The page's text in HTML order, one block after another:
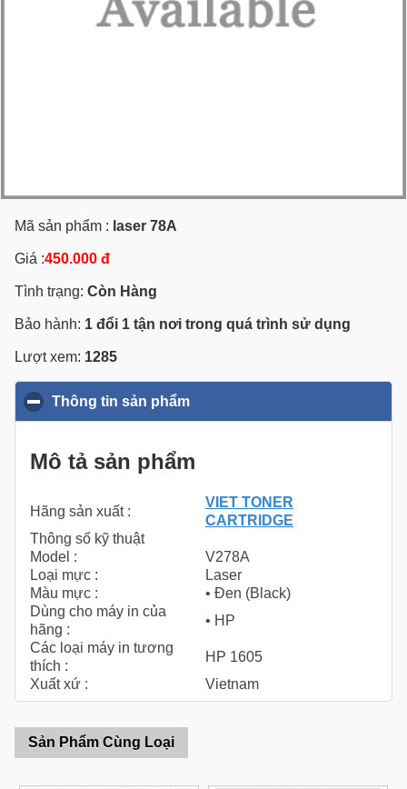
Mã sản phẩm : laser 78A
Giá :450.000 đ
Tình trạng: Còn Hàng
Bảo hành: 1 đổi 1 tận nơi trong quá trình sử dụng
Lượt xem: 1285
Thông tin sản phẩm
Mô tả sản phẩm
Hãng sản xuất :
VIET TONER
CARTRIDGE
Thông số kỹ thuật
Model :
V278A
Loại mực :
Laser
Màu mực :
• Đen (Black)
Dùng cho máy in của
hãng :
• HP
Các loại máy in tương
thích :
HP 1605
Xuất xứ :
Vietnam
Sản Phẩm Cùng Loại